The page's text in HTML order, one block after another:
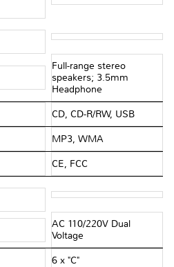
Full-range stereo
speakers; 3.5mm
Headphone
CD, CD-R/RW, USB
MP3, WMA
CE, FCC
AC 110/220V Dual
Voltage
6 x "C"